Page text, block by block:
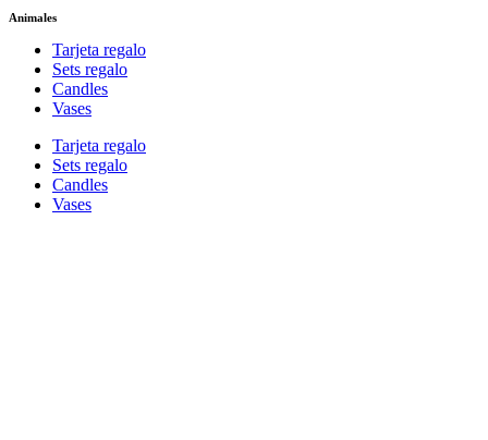
Animales
Tarjeta regalo
Sets regalo
Candles
Vases
Tarjeta regalo
Sets regalo
Candles
Vases